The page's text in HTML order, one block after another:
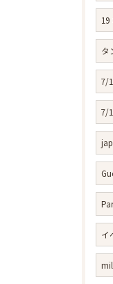
19
タ
7/
7/
イ